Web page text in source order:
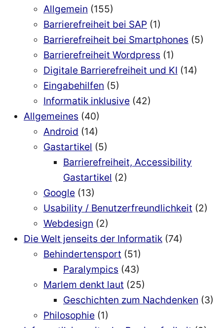
Allgemein (155)
Barrierefreiheit bei SAP (1)
Barrierefreiheit bei Smartphones (5)
Barrierefreiheit Wordpress (1)
Digitale Barrierefreiheit und KI (14)
Eingabehilfen (5)
Informatik inklusive (42)
Allgemeines (40)
Android (14)
Gastartikel (5)
Barrierefreiheit, Accessibility
Gastartikel (2)
Google (13)
Usability / Benutzerfreundlichkeit (2)
Webdesign (2)
Die Welt jenseits der Informatik (74)
Behindertensport (51)
Paralympics (43)
Marlem denkt laut (25)
Geschichten zum Nachdenken (3)
Philosophie (1)